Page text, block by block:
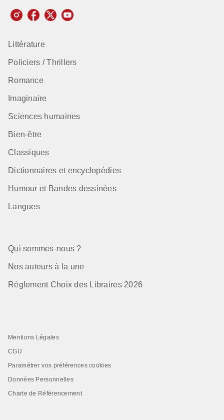
Littérature
Policiers / Thrillers
Romance
Imaginaire
Sciences humaines
Bien-être
Classiques
Dictionnaires et encyclopédies
Humour et Bandes dessinées
Langues
Qui sommes-nous ?
Nos auteurs à la une
Règlement Choix des Libraires 2026
Mentions Légales
CGU
Paramétrer vos préférences cookies
Données Personnelles
Charte de Référencement